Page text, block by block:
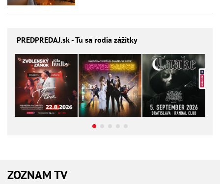
PREDPREDAJ.sk - Tu sa rodia zážitky
ZOZNAM TV